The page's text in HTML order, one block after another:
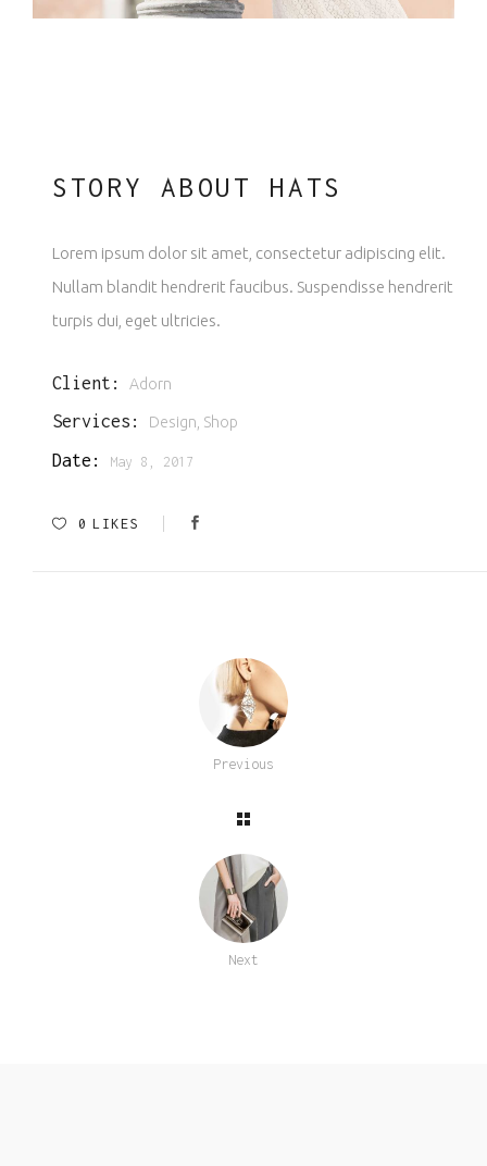
STORY ABOUT HATS
Lorem ipsum dolor sit amet, consectetur adipiscing elit.
Nullam blandit hendrerit faucibus. Suspendisse hendrerit
turpis dui, eget ultricies.
Client: Adorn
Services: Design, Shop
Date: May 8, 2017
0 LIKES
Previous
Next